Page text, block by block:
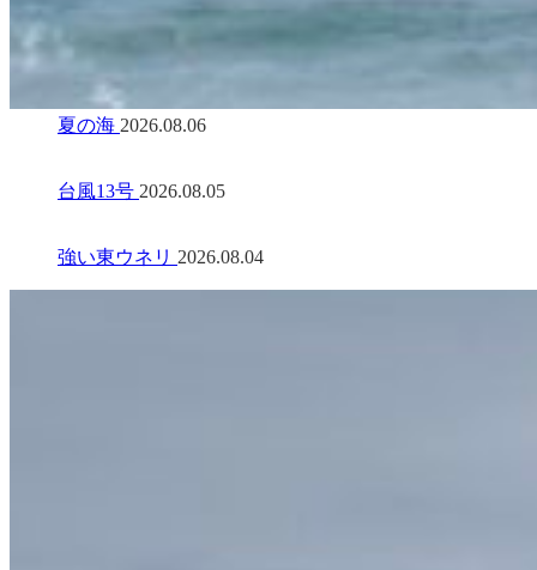
夏の海 2026.08.06
台風13号 2026.08.05
強い東ウネリ 2026.08.04